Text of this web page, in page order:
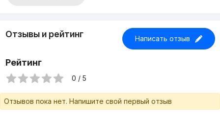
Отзывы и рейтинг Написать отзыв
Рейтинг
0 / 5
Отзывов пока нет. Напишите свой первый отзыв